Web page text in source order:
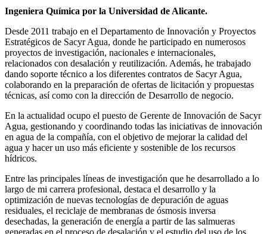
Ingeniera Química por la Universidad de Alicante.
Desde 2011 trabajo en el Departamento de Innovación y Proyectos
Estratégicos de Sacyr Agua, donde he participado en numerosos
proyectos de investigación, nacionales e internacionales,
relacionados con desalación y reutilización. Además, he trabajado
dando soporte técnico a los diferentes contratos de Sacyr Agua,
colaborando en la preparación de ofertas de licitación y propuestas
técnicas, así como con la dirección de Desarrollo de negocio.
En la actualidad ocupo el puesto de Gerente de Innovación de Sacyr
Agua, gestionando y coordinando todas las iniciativas de innovación
en agua de la compañía, con el objetivo de mejorar la calidad del
agua y hacer un uso más eficiente y sostenible de los recursos
hídricos.
Entre las principales líneas de investigación que he desarrollado a lo
largo de mi carrera profesional, destaca el desarrollo y la
optimización de nuevas tecnologías de depuración de aguas
residuales, el reciclaje de membranas de ósmosis inversa
desechadas, la generación de energía a partir de las salmueras
generadas en el proceso de desalación y el estudio del uso de los